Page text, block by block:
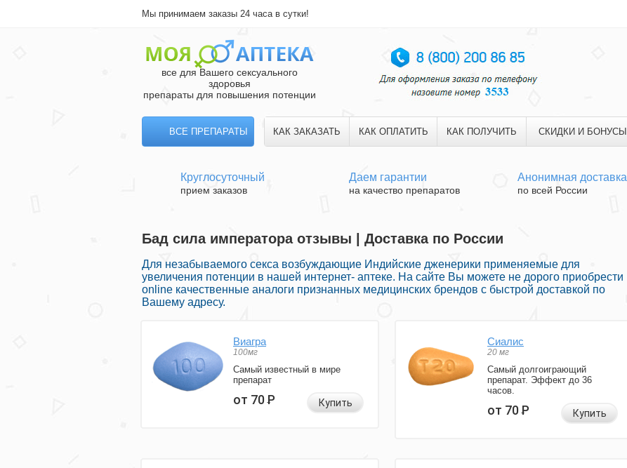
Мы принимаем заказы 24 часа в сутки!
все для Вашего сексуального
здоровья
препараты для повышения потенции
ВСЕ ПРЕПАРАТЫ КАК ЗАКАЗАТЬ КАК ОПЛАТИТЬ КАК ПОЛУЧИТЬ СКИДКИ И БОНУСЫ
Круглосуточный
прием заказов
Даем гарантии
на качество препаратов
Анонимная доставка
по всей России
Бад сила императора отзывы | Доставка по России
Для незабываемого секса возбуждающие Индийские дженерики применяемые для
увеличения потенции в нашей интернет- аптеке. На сайте Вы можете не дорого приобрести
online качественные аналоги признанных медицинских брендов с быстрой доставкой по
Вашему адресу.
Виагра
100мг
Самый известный в мире
препарат
от 70Р Купить
Сиалис
20 мг
Самый долгоиграющий
препарат. Эффект до 36
часов.
от 70Р Купить